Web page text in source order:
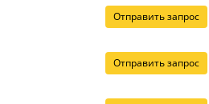
Отправить запрос
Отправить запрос